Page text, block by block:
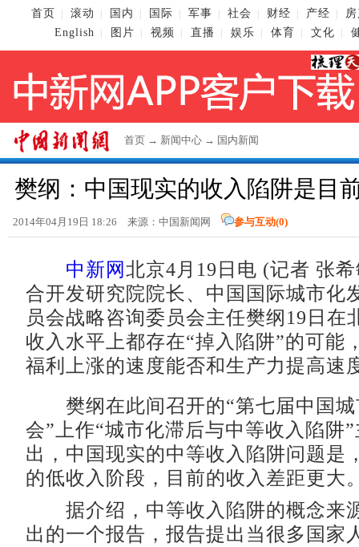
首页 滚动 国内 国际 军事 社会 财经 产经
English
图片 视频 直播 娱乐 体育 文化
首页 → 新闻中心 → 国内新闻
樊纲：中国现实的收入陷阱是目
2014年04月19日 18:26 来源： 中国新闻网 参与互动(0)
中新网 北京4月19日电 (记者 张
合开发研究院院长、中国国际城市化
员会战略咨询委员会主任樊纲19日在
收入水平上都存在“掉入陷阱”的可能
福利上涨的速度能否和生产力提高速
樊纲在此间召开的“第七届中国城
会”上作“城市化滞后与中等收入陷阱
出，中国现实的中等收入陷阱问题是
的低收入阶段，目前的收入差距更大
据介绍，中等收入陷阱的概念来
出的一个报告，报告提出当很多国家